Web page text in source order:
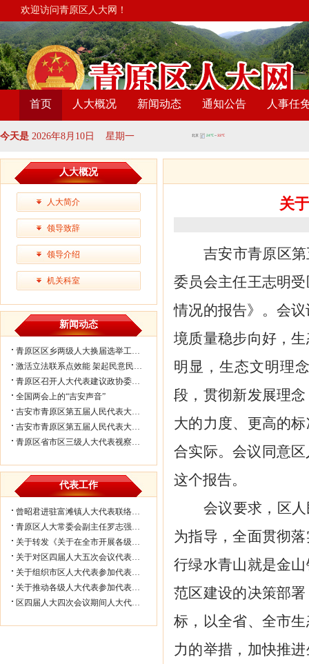
欢迎访问青原区人大网！
首页 人大概况 新闻动态 通知公告 人事任
今天是 2026年8月10日 星期一
人大概况
人大简介
领导致辞
领导介绍
机关科室
新闻动态
青原区区乡两级人大换届选举工作会议...
激活立法联系点效能 架起民意民生连...
青原区召开人大代表建议政协委员提案...
全国两会上的“吉安声音”
吉安市青原区第五届人民代表大会第七...
吉安市青原区第五届人民代表大会第七...
青原区省市区三级人大代表视察民生实...
代表工作
曾昭君进驻富滩镇人大代表联络工作站...
青原区人大常委会副主任罗志强带队赴...
关于转发《关于在全市开展各级人大代...
关于对区四届人大五次会议代表所提部...
关于组织市区人大代表参加代表联络工...
关于推动各级人大代表参加代表联络工...
区四届人大四次会议期间人大代表审议...
关
吉安市青原区
委员会主任王志明
情况的报告》。会
境质量稳步向好，
明显，生态文明理
段，贯彻新发展理
大的力度、更高的
合实际。会议同意
这个报告。
会议要求，区
为指导，全面贯彻
行绿水青山就是金
范区建设的决策部
标，以全省、全市
力的举措，加快推